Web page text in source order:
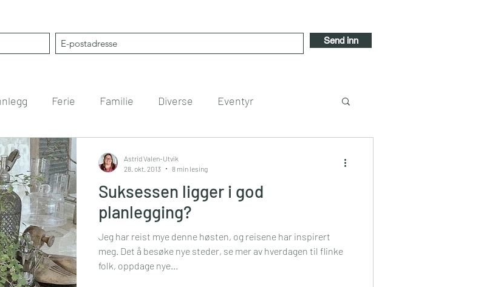
Send inn
Ferie Familie Diverse Eventyr
Gullkorn
Interiør Jobb Hverdagslykke
Kultur Reise Økonomi Orden
Suksessen ligger i god
planlegging?
Jeg har reist mye denne høsten, og reisene har inspirert
meg. Det å besøke nye steder, se mer av hverdagen til flinke
folk, oppdage nye...
Astrid Valen-Utvik
28. okt. 2013
8 min lesing